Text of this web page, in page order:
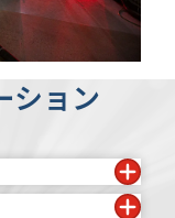
ション
代名詞です。ア